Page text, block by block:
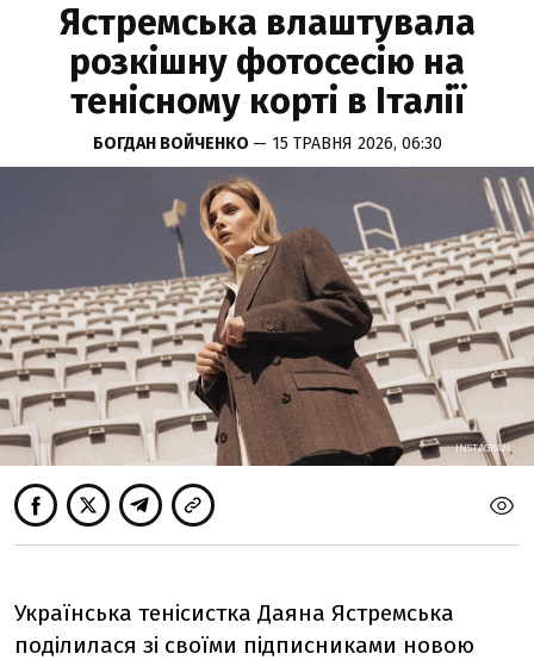
Ястремська влаштувала
розкішну фотосесію на
тенісному корті в Італії
БОГДАН ВОЙЧЕНКО — 15 ТРАВНЯ 2026, 06:30
INSTAGRAM
Українська тенісистка Даяна Ястремська
поділилася зі своїми підписниками новою